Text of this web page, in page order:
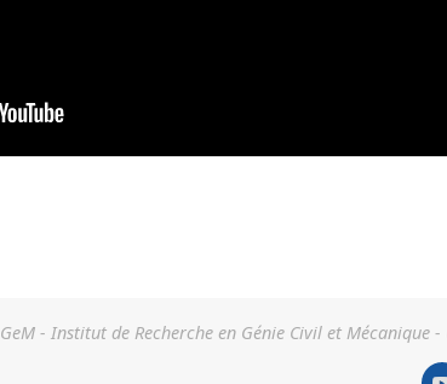
GeM - Institut de Recherche en Génie Civil et Mécanique